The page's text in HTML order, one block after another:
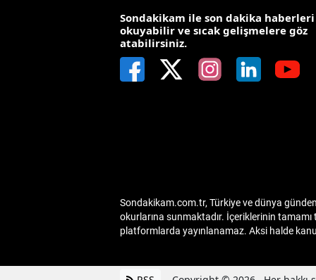
Sondakikam ile son dakika haberleri
okuyabilir ve sıcak gelişmelere göz
atabilirsiniz.
Sondakikam.com.tr, Türkiye ve dünya
okurlarına sunmaktadır. İçeriklerinin
platformlarda yayınlanamaz. Aksi halde